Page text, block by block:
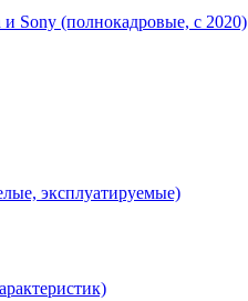
Sony (полнокадровые, с 2020)
эксплуатируемые)